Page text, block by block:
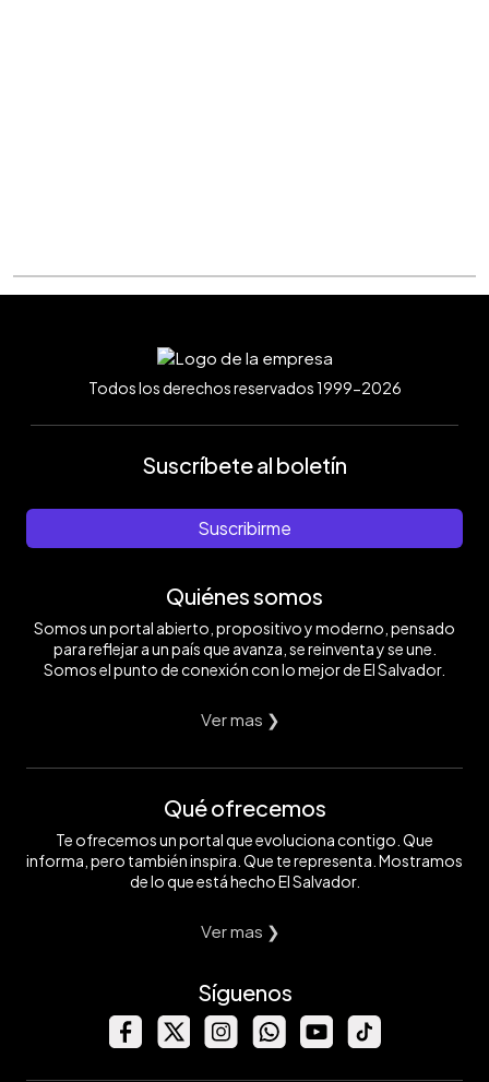
Todos los derechos reservados 1999-2026
Suscríbete al boletín
Suscribirme
Quiénes somos
Somos un portal abierto, propositivo y moderno, pensado
para reflejar a un país que avanza, se reinventa y se une.
Somos el punto de conexión con lo mejor de El Salvador.
Ver mas ❯
Qué ofrecemos
Te ofrecemos un portal que evoluciona contigo. Que
informa, pero también inspira. Que te representa. Mostramos
de lo que está hecho El Salvador.
Ver mas ❯
Síguenos